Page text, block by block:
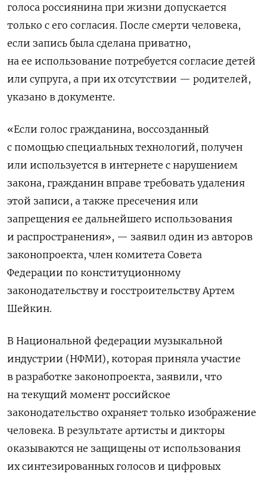
голоса россиянина при жизни допускается
только с его согласия. После смерти человека,
если запись была сделана приватно,
на ее использование потребуется согласие детей
или супруга, а при их отсутствии — родителей,
указано в документе.
«Если голос гражданина, воссозданный
с помощью специальных технологий, получен
или используется в интернете с нарушением
закона, гражданин вправе требовать удаления
этой записи, а также пресечения или
запрещения ее дальнейшего использования
и распространения», — заявил один из авторов
законопроекта, член комитета Совета
Федерации по конституционному
законодательству и госстроительству Артем
Шейкин.
В Национальной федерации музыкальной
индустрии (НФМИ), которая приняла участие
в разработке законопроекта, заявили, что
на текущий момент российское
законодательство охраняет только изображение
человека. В результате артисты и дикторы
оказываются не защищены от использования
их синтезированных голосов и цифровых